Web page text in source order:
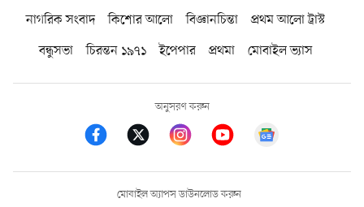
নাগরিক সংবাদ কিশোর আলো বিজ্ঞানচিন্তা
প্রথম আলো ট্রাস্ট
বন্ধুসভা
চিরন্তন ১৯৭১ ইপেপার প্রথমা মোবাইল ভ্যাস
অনুসরণ করুন
মোবাইল অ্যাপস ডাউনলোড করুন